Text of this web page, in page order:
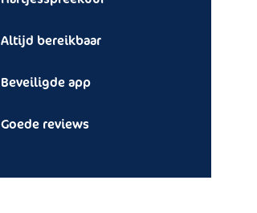
Altijd bereikbaar
Beveiligde app
Goede reviews